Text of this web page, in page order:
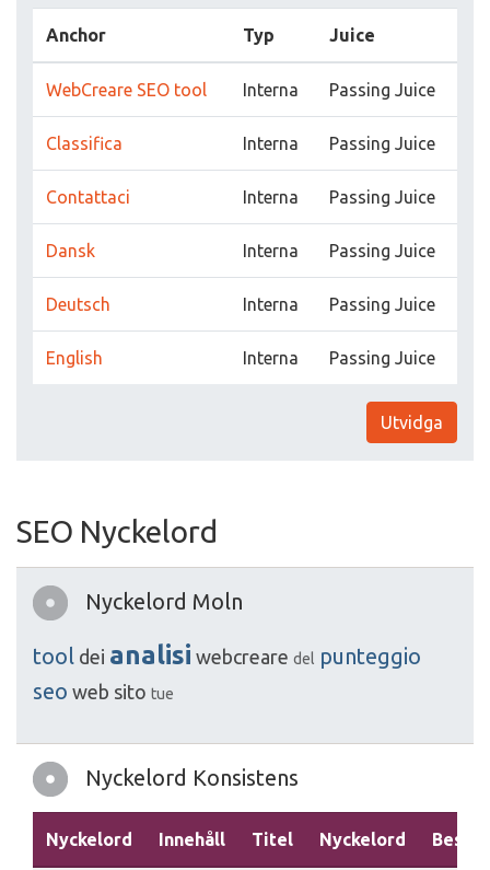
Anchor Typ Juice
WebCreare SEO tool Interna Passing Juice
Classifica Interna Passing Juice
Contattaci Interna Passing Juice
Dansk Interna Passing Juice
Deutsch Interna Passing Juice
English Interna Passing Juice
Utvidga
SEO Nyckelord
Nyckelord Moln
tool dei analisi webcreare del punteggio
seo web sito tue
Nyckelord Konsistens
Nyckelord Innehåll Titel Nyckelord